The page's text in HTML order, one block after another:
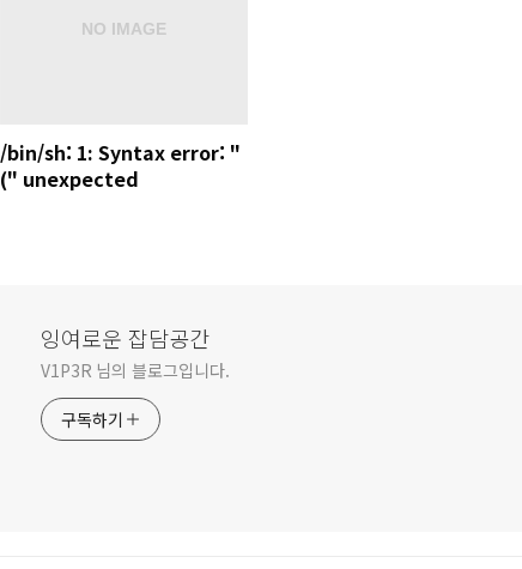
/bin/sh: 1: Syntax error: "
(" unexpected
잉여로운 잡담공간
V1P3R 님의 블로그입니다.
구독하기